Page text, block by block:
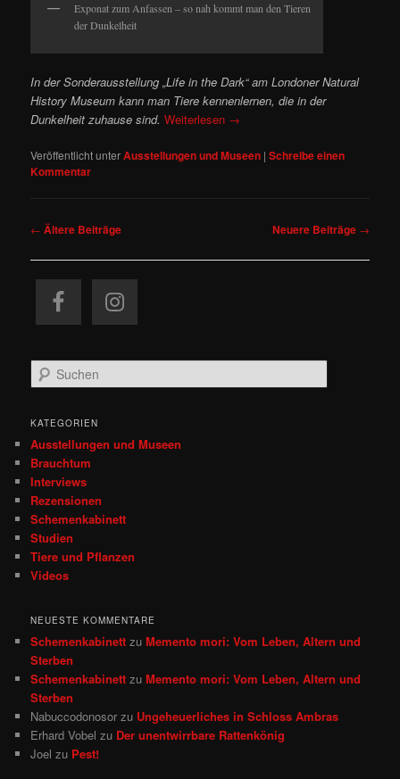
Exponat zum Anfassen – so nah kommt man den Tieren
der Dunkelheit
In der Sonderausstellung „Life in the Dark“ am Londoner Natural
History Museum kann man Tiere kennenlernen, die in der
Dunkelheit zuhause sind. Weiterlesen →
Veröffentlicht unterAusstellungen und Museen |Schreibe einen
Kommentar
Beitragsnavigation
← Ältere Beiträge Neuere Beiträge →
u
h
n
KATEGORIEN
Ausstellungen und Museen
Brauchtum
Interviews
Rezensionen
Schemenkabinett
Studien
Tiere und Pflanzen
Videos
NEUESTE KOMMENTARE
Schemenkabinett zuMemento mori: Vom Leben, Altern und
Sterben
Schemenkabinett zuMemento mori: Vom Leben, Altern und
Sterben
Nabuccodonosor zu Ungeheuerliches in Schloss Ambras
Erhard Vobel zu Der unentwirrbare Rattenkönig
Joel zu Pest!